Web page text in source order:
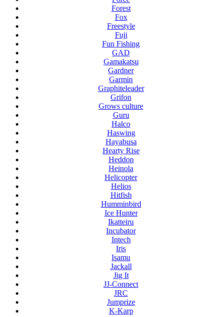
Forest
Fox
Freestyle
Fuji
Fun Fishing
GAD
Gamakatsu
Gardner
Garmin
Graphiteleader
Grifon
Grows culture
Guru
Halco
Haswing
Hayabusa
Hearty Rise
Heddon
Heinola
Helicopter
Helios
Hitfish
Humminbird
Ice Hunter
Ikatteiru
Incubator
Intech
Iris
Isamu
Jackall
Jig It
JJ-Connect
JRC
Jumprize
K-Karp